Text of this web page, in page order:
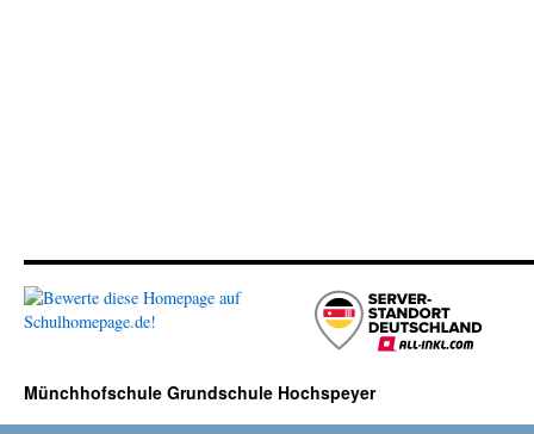
Münchhofschule Grundschule Hochspeyer